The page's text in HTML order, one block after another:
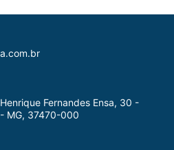
Fernandes Ensa, 30 -
MG, 37470-000